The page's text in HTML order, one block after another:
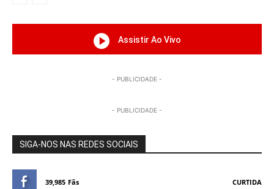
Assistir Ao Vivo
- PUBLICIDADE -
- PUBLICIDADE -
SIGA-NOS NAS REDES SOCIAIS
39,985 Fãs CURTIDA